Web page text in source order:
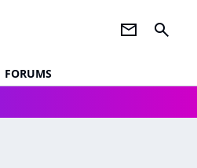
newsletter search
FORUMS